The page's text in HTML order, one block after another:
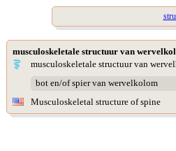
musculoskeletale structuur van
musculoskeletale structuur van
bot en/of spier van wervelkolom
Musculoskeletal structure of spine